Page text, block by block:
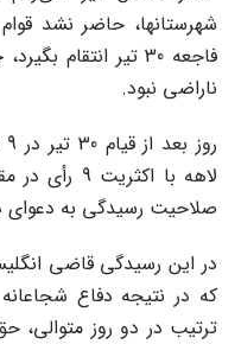
شهرستانها، حاضر نشد
فاجعه 30 تیر
ناراضی نبود.
صلاحیت رسیدگی به دعوای
در این رسیدگی قاضی
که در نتیجه دفاع
ترتیب در دو روز